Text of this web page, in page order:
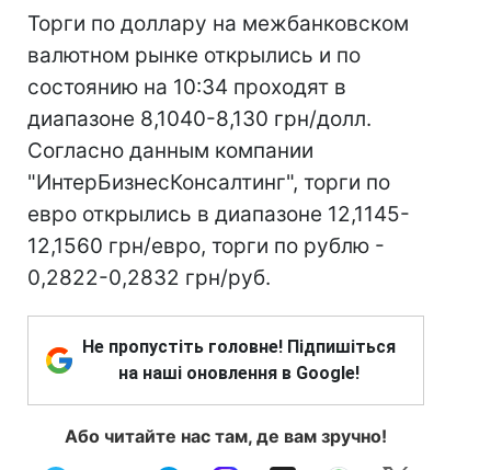
Торги по доллару на межбанковском
валютном рынке открылись и по
состоянию на 10:34 проходят в
диапазоне 8,1040-8,130 грн/долл.
Согласно данным компании
"ИнтерБизнесКонсалтинг", торги по
евро открылись в диапазоне 12,1145-
12,1560 грн/евро, торги по рублю -
0,2822-0,2832 грн/руб.
Не пропустіть головне! Підпишіться
на наші оновлення в Google!
Або читайте нас там, де вам зручно!